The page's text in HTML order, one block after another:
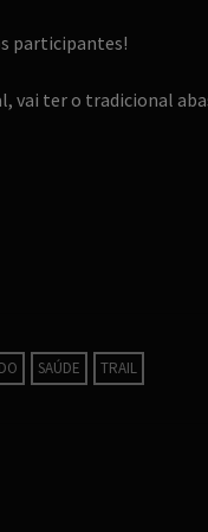
participantes!
vai ter o tradicional
SAÚDE TRAIL